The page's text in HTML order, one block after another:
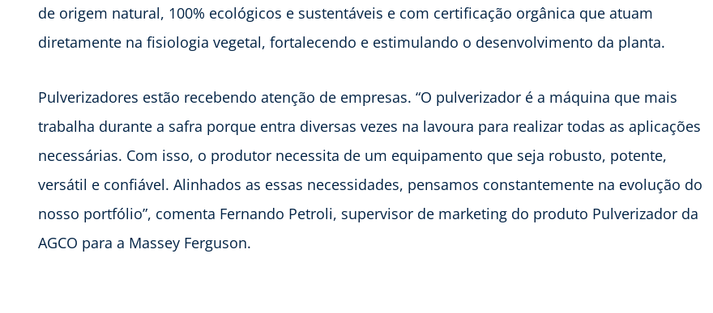
de origem natural, 100% ecológicos e sustentáveis e com certificação orgânica que atuam
diretamente na fisiologia vegetal, fortalecendo e estimulando o desenvolvimento da planta.
Pulverizadores estão recebendo atenção de empresas. “O pulverizador é a máquina que mais
trabalha durante a safra porque entra diversas vezes na lavoura para realizar todas as aplicações
necessárias. Com isso, o produtor necessita de um equipamento que seja robusto, potente,
versátil e confiável. Alinhados as essas necessidades, pensamos constantemente na evolução do
nosso portfólio”, comenta Fernando Petroli, supervisor de marketing do produto Pulverizador da
AGCO para a Massey Ferguson.